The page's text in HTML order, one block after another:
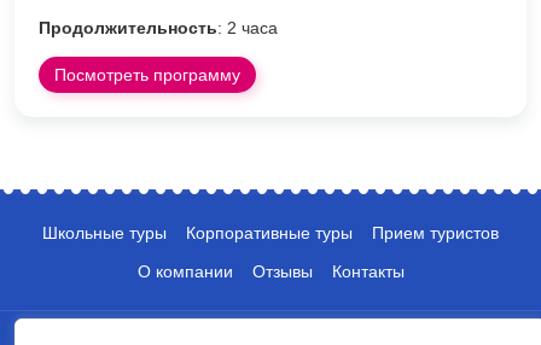
Продолжительность: 2 часа
Посмотреть программу
Школьные туры Корпоративные туры
Прием туристов
О компании
Отзывы Контакты